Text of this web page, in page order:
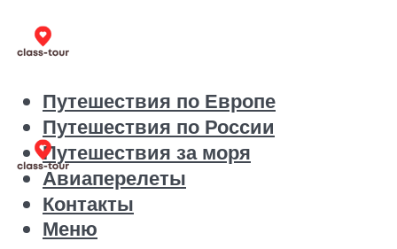
Путешествия по Европе
Путешествия по России
Путешествия за моря
Авиаперелеты
Контакты
Меню